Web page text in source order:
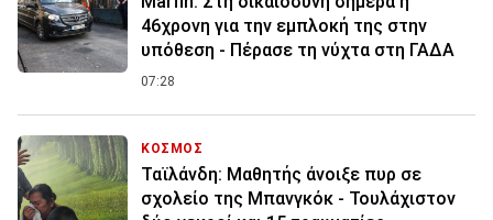
46χρονη για την εμπλοκή της στην
υπόθεση - Πέρασε τη νύχτα στη ΓΑΔΑ
07:28
ΚΟΣΜΟΣ
Ταϊλάνδη: Μαθητής άνοιξε πυρ σε
σχολείο της Μπανγκόκ - Τουλάχιστον